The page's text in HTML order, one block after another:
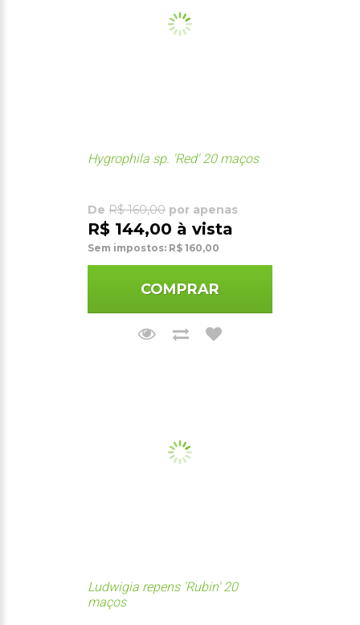
Hygrophila sp. 'Red' 20 maços
De R$ 160,00 por apenas
R$ 144,00 à vista
Sem impostos: R$ 160,00
COMPRAR
Ludwigia repens 'Rubin' 20
maços